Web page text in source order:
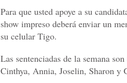
Para que usted apoye a su
show impreso deberá enviar un
su celular Tigo.
Las sentenciadas de la semana
Cinthya, Annia, Joselin, Sharon y